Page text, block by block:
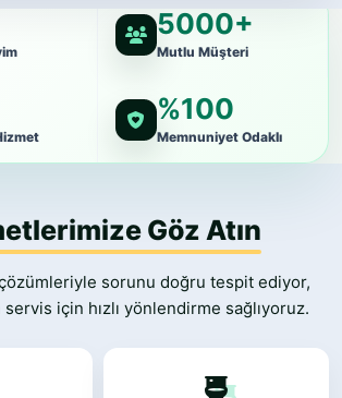
5000+
Mutlu Müşteri
%100
Memnuniyet Odaklı
Göz Atın
sorunu doğru tespit ediyor,
servis için hızlı yönlendirme sağlıyoruz.